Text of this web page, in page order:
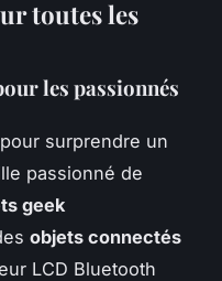
toutes les
les passionnés
surprendre un
passionné de
geek
objets connectés
LCD Bluetooth